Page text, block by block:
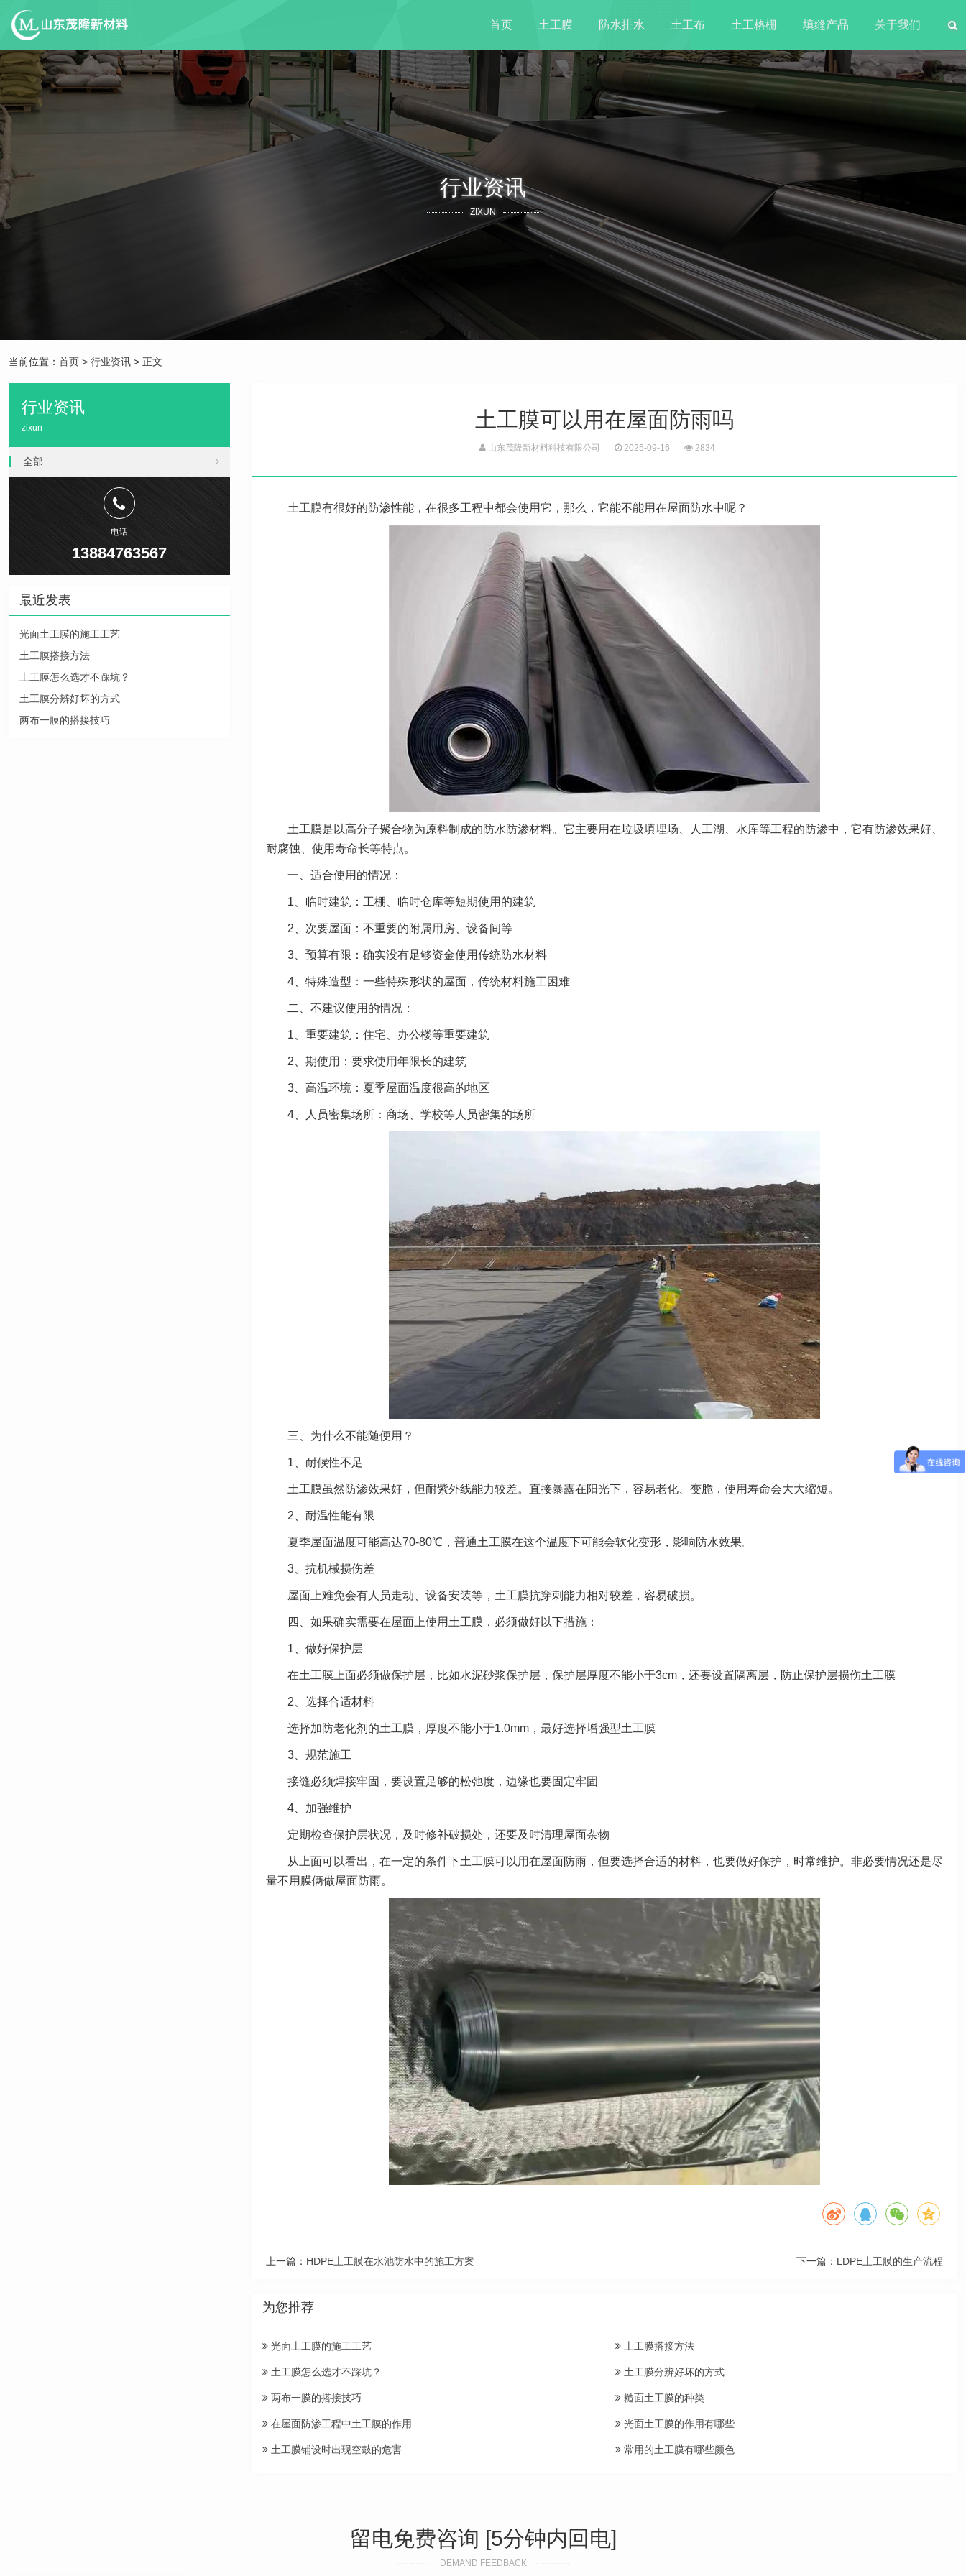
首页 土工膜 防水排水 土工布 土工格栅 填缝产品 关于我们
行业资讯
ZIXUN
当前位置： 首页 > 行业资讯 > 正文
土工膜可以用在屋面防雨吗
山东茂隆新材料科技有限公司 2025-09-16 2834
土工膜有很好的防渗性能，在很多工程中都会使用它，那么，它能不能用在屋面防水中呢？
土工膜是以高分子聚合物为原料制成的防水防渗材料。它主要用在垃圾填埋场、人工湖、水库等工程的防渗中，它有防渗效果好、
耐腐蚀、使用寿命长等特点。
一、适合使用的情况：
1、临时建筑：工棚、临时仓库等短期使用的建筑
2、次要屋面：不重要的附属用房、设备间等
3、预算有限：确实没有足够资金使用传统防水材料
4、特殊造型：一些特殊形状的屋面，传统材料施工困难
二、不建议使用的情况：
1、重要建筑：住宅、办公楼等重要建筑
2、期使用：要求使用年限长的建筑
3、高温环境：夏季屋面温度很高的地区
4、人员密集场所：商场、学校等人员密集的场所
三、为什么不能随便用？
1、耐候性不足
土工膜虽然防渗效果好，但耐紫外线能力较差。直接暴露在阳光下，容易老化、变脆，使用寿命会大大缩短。
2、耐温性能有限
夏季屋面温度可能高达70-80℃，普通土工膜在这个温度下可能会软化变形，影响防水效果。
3、抗机械损伤差
屋面上难免会有人员走动、设备安装等，土工膜抗穿刺能力相对较差，容易破损。
四、如果确实需要在屋面上使用土工膜，必须做好以下措施：
1、做好保护层
在土工膜上面必须做保护层，比如水泥砂浆保护层，保护层厚度不能小于3cm，还要设置隔离层，防止保护层损伤土工膜
2、选择合适材料
选择加防老化剂的土工膜，厚度不能小于1.0mm，最好选择增强型土工膜
3、规范施工
接缝必须焊接牢固，要设置足够的松弛度，边缘也要固定牢固
4、加强维护
定期检查保护层状况，及时修补破损处，还要及时清理屋面杂物
从上面可以看出，在一定的条件下土工膜可以用在屋面防雨，但要选择合适的材料，也要做好保护，时常维护。非必要情况还是尽
量不用膜俩做屋面防雨。
上一篇： HDPE土工膜在水池防水中的施工方案 下一篇： LDPE土工膜的生产流程
为您推荐
光面土工膜的施工工艺 土工膜搭接方法
土工膜怎么选才不踩坑？ 土工膜分辨好坏的方式
两布一膜的搭接技巧 糙面土工膜的种类
在屋面防渗工程中土工膜的作用 光面土工膜的作用有哪些
土工膜铺设时出现空鼓的危害 常用的土工膜有哪些颜色
行业资讯
zixun
全部
电话
13884763567
最近发表
光面土工膜的施工工艺
土工膜搭接方法
土工膜怎么选才不踩坑？
土工膜分辨好坏的方式
两布一膜的搭接技巧
留电免费咨询 [5分钟内回电]
DEMAND FEEDBACK